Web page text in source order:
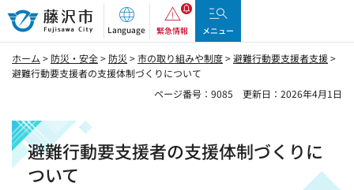
藤沢市
Language 緊急情報 メニュー
ホーム > 防災・安全> 防災 >市の取り組みや制度>避難行動要支援者支援>
避難行動要支援者の支援体制づくりについて
ページ番号：9085
更新日：2026年4月1日
避難行動要支援者の支援体制づくりに
ついて